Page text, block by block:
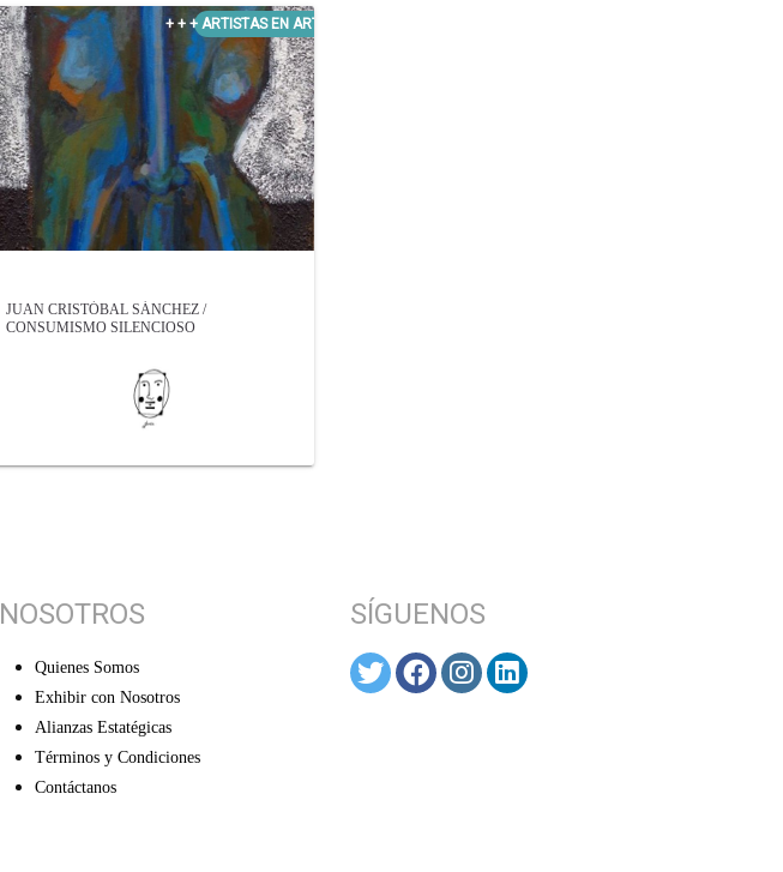
JUAN CRISTÓBAL SÁNCHEZ /
CONSUMISMO SILENCIOSO
NOSOTROS
Quienes Somos
Exhibir con Nosotros
Alianzas Estatégicas
Términos y Condiciones
Contáctanos
SÍGUENOS